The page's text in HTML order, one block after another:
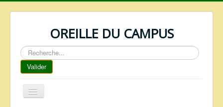
OREILLE DU CAMPUS
Rechercher
Valider
Basculer
la